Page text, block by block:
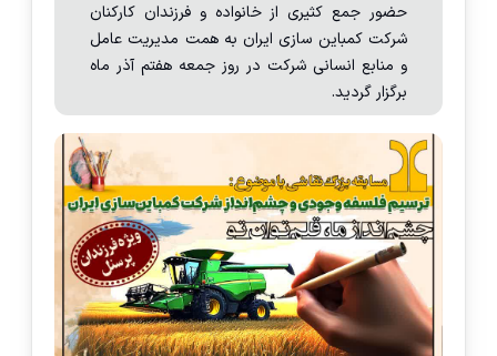
حضور جمع کثیری از خانواده و فرزندان کارکنان
شرکت کمباین سازی ایران به همت مدیریت عامل
و منابع انسانی شرکت در روز جمعه هفتم آذر ماه
برگزار گردید.